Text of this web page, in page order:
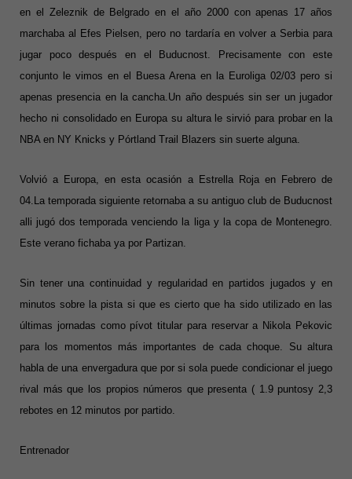
en el Zeleznik de Belgrado en el año 2000 con apenas 17 años
marchaba al Efes Pielsen, pero no tardaría en volver a Serbia para
jugar poco después en el Buducnost. Precisamente con este
conjunto le vimos en el Buesa Arena en la Euroliga 02/03 pero si
apenas presencia en la cancha.Un año después sin ser un jugador
hecho ni consolidado en Europa su altura le sirvió para probar en la
NBA en NY Knicks y Pórtland Trail Blazers sin suerte alguna.
Volvió a Europa, en esta ocasión a Estrella Roja en Febrero de
04.La temporada siguiente retornaba a su antiguo club de Buducnost
alli jugó dos temporada venciendo la liga y la copa de Montenegro.
Este verano fichaba ya por Partizan.
Sin tener una continuidad y regularidad en partidos jugados y en
minutos sobre la pista si que es cierto que ha sido utilizado en las
últimas jornadas como pívot titular para reservar a Nikola Pekovic
para los momentos más importantes de cada choque. Su altura
habla de una envergadura que por si sola puede condicionar el juego
rival más que los propios números que presenta ( 1.9 puntosy 2,3
rebotes en 12 minutos por partido.
Entrenador